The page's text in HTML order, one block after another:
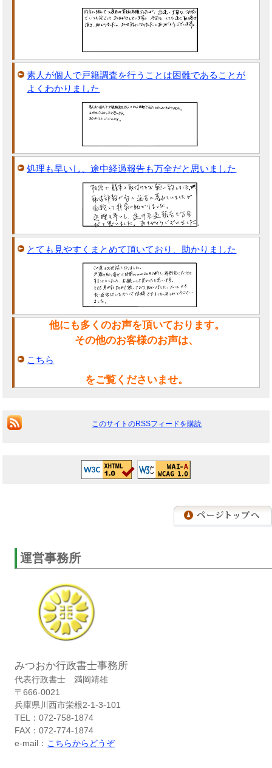
素人が個人で戸籍調査を行うことは困難であることが
よくわかりました
処理も早いし、途中経過報告も万全だと思いました
とても見やすくまとめて頂いており、助かりました
他にも多くのお声を頂いております。
その他のお客様のお声は、
こちら
をご覧くださいませ。
このサイトのRSSフィードを購読
運営事務所
みつおか行政書士事務所
代表行政書士 満岡靖雄
〒666-0021
兵庫県川西市栄根2-1-3-101
TEL：072-758-1874
FAX：072-774-1874
e-mail： こちらからどうぞ